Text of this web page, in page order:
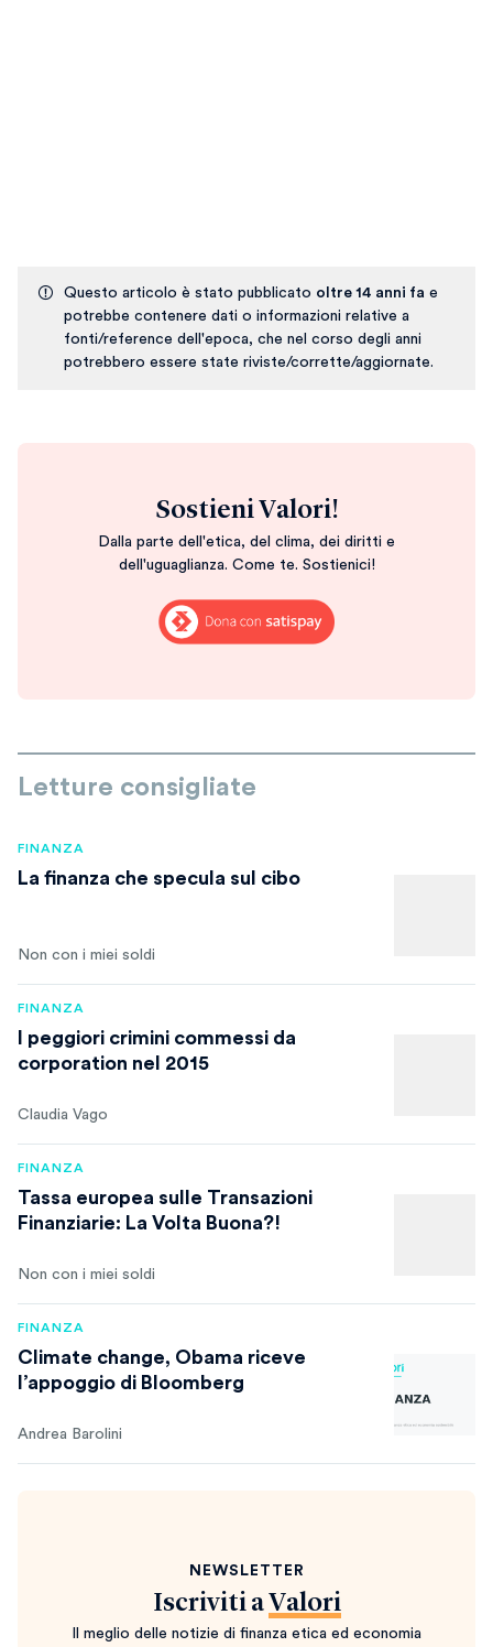
Questo articolo è stato pubblicato oltre 14 anni fa e
potrebbe contenere dati o informazioni relative a
fonti/reference dell'epoca, che nel corso degli anni
potrebbero essere state riviste/corrette/aggiornate.
Sostieni Valori!
Dalla parte dell'etica, del clima, dei diritti e
dell'uguaglianza. Come te. Sostienici!
Letture consigliate
FINANZA
La finanza che specula sul cibo
Non con i miei soldi
FINANZA
I peggiori crimini commessi da
corporation nel 2015
Claudia Vago
FINANZA
Tassa europea sulle Transazioni
Finanziarie: La Volta Buona?!
Non con i miei soldi
FINANZA
Climate change, Obama riceve
l’appoggio di Bloomberg
Andrea Barolini
NEWSLETTER
Iscriviti a Valori
Il meglio delle notizie di finanza etica ed economia